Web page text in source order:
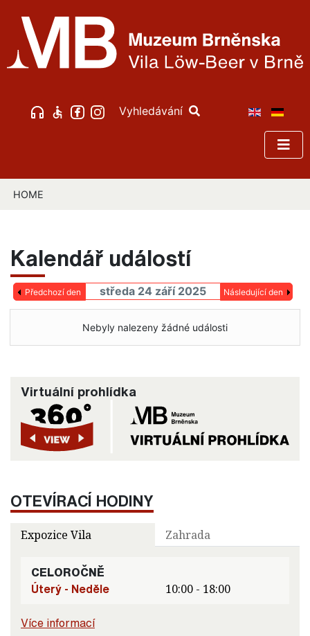
Vyhledávání
HOME
Kalendář událostí
Předchozí den středa 24 září 2025 Následující den
Nebyly nalezeny žádné události
Virtuální prohlídka
OTEVÍRACÍ HODINY
Expozice Vila Zahrada
CELOROČNĚ
Úterý - Neděle
10:00 - 18:00
Více informací